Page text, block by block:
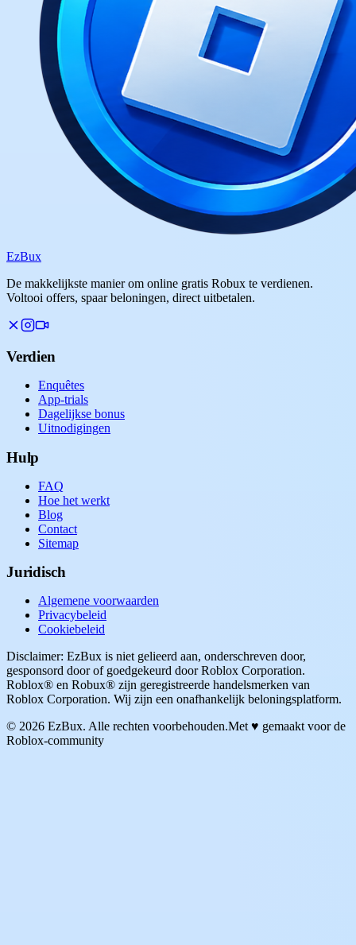
EzBux
De makkelijkste manier om online gratis Robux te verdienen.
Voltooi offers, spaar beloningen, direct uitbetalen.
Verdien
Enquêtes
App-trials
Dagelijkse bonus
Uitnodigingen
Hulp
FAQ
Hoe het werkt
Blog
Contact
Sitemap
Juridisch
Algemene voorwaarden
Privacybeleid
Cookiebeleid
Disclaimer: EzBux is niet gelieerd aan, onderschreven door,
gesponsord door of goedgekeurd door Roblox Corporation.
Roblox® en Robux® zijn geregistreerde handelsmerken van
Roblox Corporation. Wij zijn een onafhankelijk beloningsplatform.
© 2026 EzBux. Alle rechten voorbehouden.Met ♥ gemaakt voor de
Roblox-community